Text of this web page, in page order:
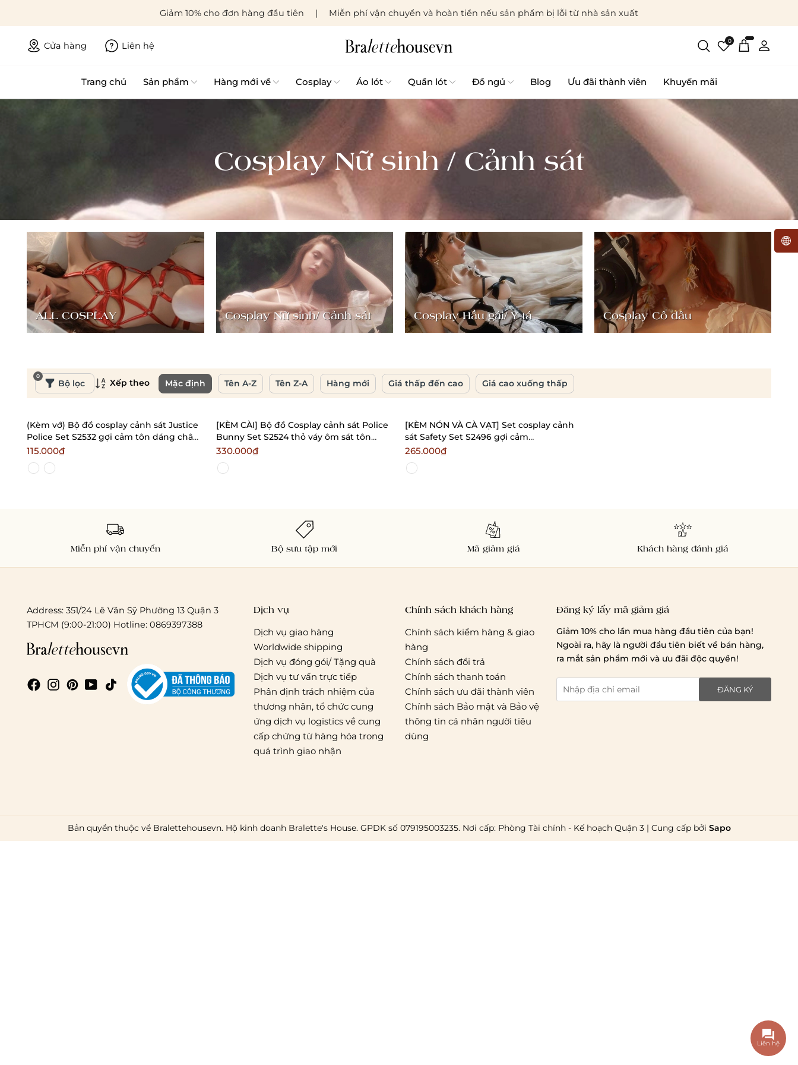
Giảm 10% cho đơn hàng đầu tiên Miễn phí vận chuyển và hoàn tiền nếu sản phẩm bị lỗi từ nhà sản xuất
Cửa hàng Liên hệ 0
Trang chủ Sản phẩm Hàng mới về Cosplay Áo lót Quần lót Đồ ngủ Blog Ưu đãi thành viên Khuyến mãi
Cosplay Nữ sinh / Cảnh sát
ALL COSPLAY Cosplay Nữ sinh/ Cảnh sát Cosplay Hầu gái/ Y tá Cosplay Cô dâu
Bộ lọc
0
Xếp theo Mặc định Tên A-Z Tên Z-A Hàng mới Giá thấp đến cao Giá cao xuống thấp
(Kèm vớ) Bộ đồ cosplay cảnh sát Justice
Police Set S2532 gợi cảm tôn dáng chân
váy ôm sát Bralettehousevn
115.000₫
[KÈM CÀI] Bộ đồ Cosplay cảnh sát Police
Bunny Set S2524 thỏ váy ôm sát tôn
dáng kín đáo trẻ trung Bralettehousevn
330.000₫
[KÈM NÓN VÀ CÀ VẠT] Set cosplay cảnh
sát Safety Set S2496 gợi cảm
Bralettehousevn
265.000₫
Miễn phí vận chuyển Bộ sưu tập mới Mã giảm giá Khách hàng đánh giá
Address: 351/24 Lê Văn Sỹ Phường 13 Quận 3
TPHCM (9:00-21:00) Hotline: 0869397388
Dịch vụ
Dịch vụ giao hàng
Worldwide shipping
Dịch vụ đóng gói/ Tặng quà
Dịch vụ tư vấn trực tiếp
Phân định trách nhiệm của
thương nhân, tổ chức cung
ứng dịch vụ logistics về cung
cấp chứng từ hàng hóa trong
quá trình giao nhận
Chính sách khách hàng
Chính sách kiểm hàng & giao
hàng
Chính sách đổi trả
Chính sách thanh toán
Chính sách ưu đãi thành viên
Chính sách Bảo mật và Bảo vệ
thông tin cá nhân người tiêu
dùng
Đăng ký lấy mã giảm giá
Giảm 10% cho lần mua hàng đầu tiên của bạn!
Ngoài ra, hãy là người đầu tiên biết về bán hàng,
ra mắt sản phẩm mới và ưu đãi độc quyền!
ĐĂNG KÝ
Bản quyền thuộc về Bralettehousevn. Hộ kinh doanh Bralette's House. GPDK số 079195003235. Nơi cấp: Phòng Tài chính - Kế hoạch Quận 3 | Cung cấp bởi Sapo
Liên hệ